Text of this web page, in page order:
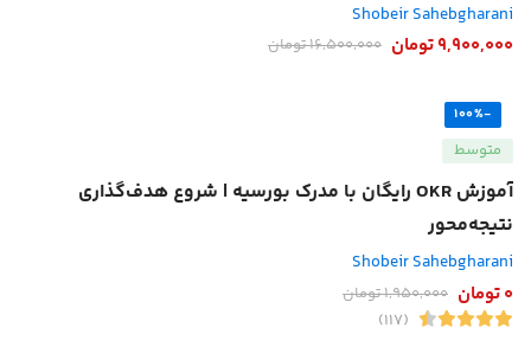
Shobeir Sahebgharani
9,900,000تومان 16,500,000تومان
-100%
متوسط
آموزش OKR رایگان با مدرک بورسیه | شروع هدف‌گذاری
نتیجه‌محور
Shobeir Sahebgharani
0تومان 1,950,000تومان
(117)